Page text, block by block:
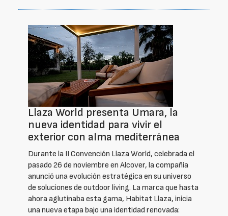
Llaza World presenta Umara, la
nueva identidad para vivir el
exterior con alma mediterránea
Durante la II Convención Llaza World, celebrada el
pasado 26 de noviembre en Alcover, la compañía
anunció una evolución estratégica en su universo
de soluciones de outdoor living. La marca que hasta
ahora aglutinaba esta gama, Habitat Llaza, inicia
una nueva etapa bajo una identidad renovada: